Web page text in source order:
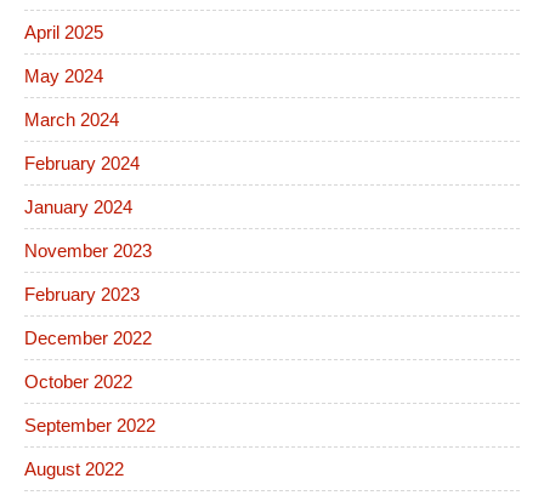
April 2025
May 2024
March 2024
February 2024
January 2024
November 2023
February 2023
December 2022
October 2022
September 2022
August 2022